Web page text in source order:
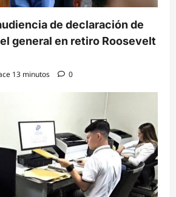
de declaración de
general en retiro Roosevelt
13 minutos 0